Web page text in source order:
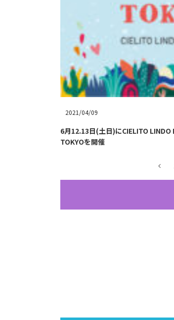
2021/04/09
6月12.13日(土日)にCIELITO
TOKYOを開催